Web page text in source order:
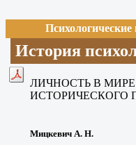
Психологические
История
ЛИЧНОСТЬ В
ИСТОРИЧЕСКОГО
Мицкевич А. Н.